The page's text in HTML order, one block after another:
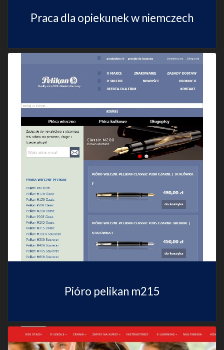
Praca dla opiekunek w niemczech
Pióro pelikan m215